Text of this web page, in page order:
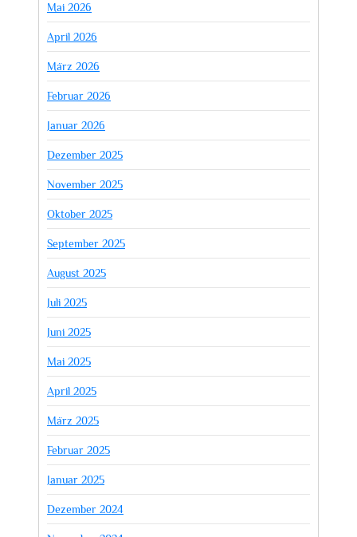
Mai 2026
April 2026
März 2026
Februar 2026
Januar 2026
Dezember 2025
November 2025
Oktober 2025
September 2025
August 2025
Juli 2025
Juni 2025
Mai 2025
April 2025
März 2025
Februar 2025
Januar 2025
Dezember 2024